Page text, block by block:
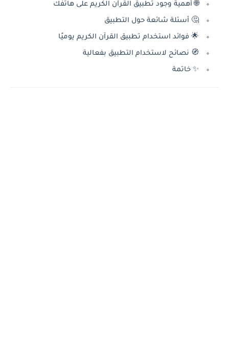
🌐 أهمية وجود تطبيق القرآن الكريم على هاتفك
🤔 أسئلة شائعة حول التطبيق
🌟 فوائد استخدام تطبيق القرآن الكريم يوميًا
🧭 نصائح لاستخدام التطبيق بفعالية
✨ خاتمة